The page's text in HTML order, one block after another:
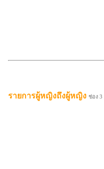
รายการผู้หญิงถึงผู้หญิง ช่อง 3 |